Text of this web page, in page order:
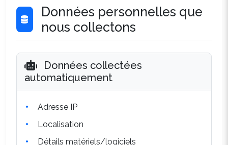
Données personnelles que
nous collectons
Données collectées
automatiquement
Adresse IP
Localisation
Détails matériels/logiciels